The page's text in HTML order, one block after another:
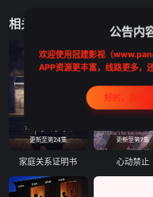
相关推荐
更新至第24集
家庭关系证明书
更新至第7集
心动禁止
公告内
欢迎使用冠建影视（
APP资源更丰富，线路更多，
好的，我记住